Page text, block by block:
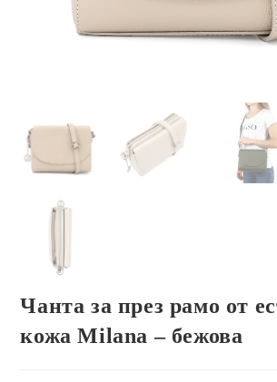
Чанта за през рамо от
кожа Milana – бежова